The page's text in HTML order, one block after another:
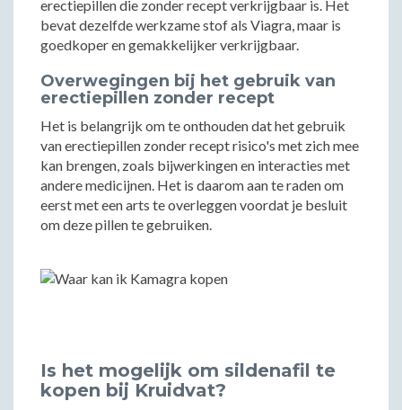
erectiepillen die zonder recept verkrijgbaar is. Het
bevat dezelfde werkzame stof als Viagra, maar is
goedkoper en gemakkelijker verkrijgbaar.
Overwegingen bij het gebruik van
erectiepillen zonder recept
Het is belangrijk om te onthouden dat het gebruik
van erectiepillen zonder recept risico's met zich mee
kan brengen, zoals bijwerkingen en interacties met
andere medicijnen. Het is daarom aan te raden om
eerst met een arts te overleggen voordat je besluit
om deze pillen te gebruiken.
Is het mogelijk om sildenafil te
kopen bij Kruidvat?